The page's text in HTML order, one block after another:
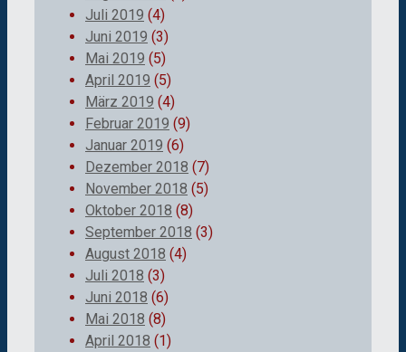
Juli 2019 (4)
Juni 2019 (3)
Mai 2019 (5)
April 2019 (5)
März 2019 (4)
Februar 2019 (9)
Januar 2019 (6)
Dezember 2018 (7)
November 2018 (5)
Oktober 2018 (8)
September 2018 (3)
August 2018 (4)
Juli 2018 (3)
Juni 2018 (6)
Mai 2018 (8)
April 2018 (1)